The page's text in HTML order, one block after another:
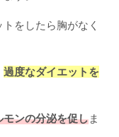
をしたら胸がなく
過度なダイエットを
モンの分泌を促しま